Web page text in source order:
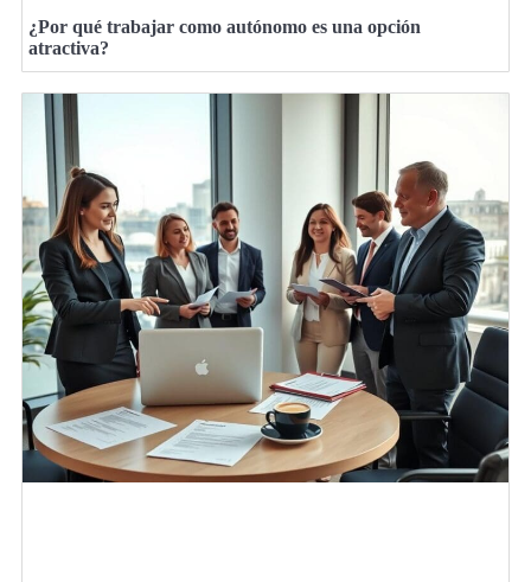
¿Por qué trabajar como autónomo es una opción
atractiva?